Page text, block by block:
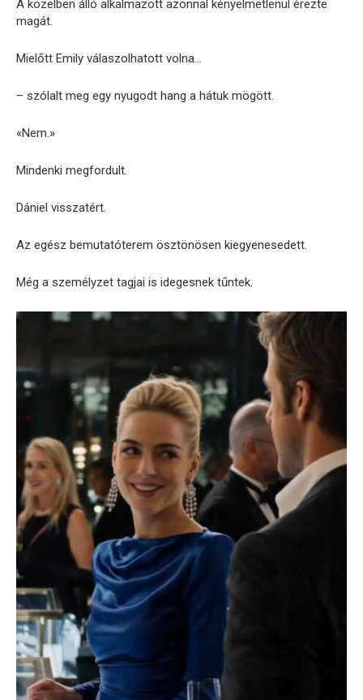
A közelben álló alkalmazott azonnal kényelmetlenül érezte
magát.
Mielőtt Emily válaszolhatott volna…
– szólalt meg egy nyugodt hang a hátuk mögött.
«Nem.»
Mindenki megfordult.
Dániel visszatért.
Az egész bemutatóterem ösztönösen kiegyenesedett.
Még a személyzet tagjai is idegesnek tűntek.